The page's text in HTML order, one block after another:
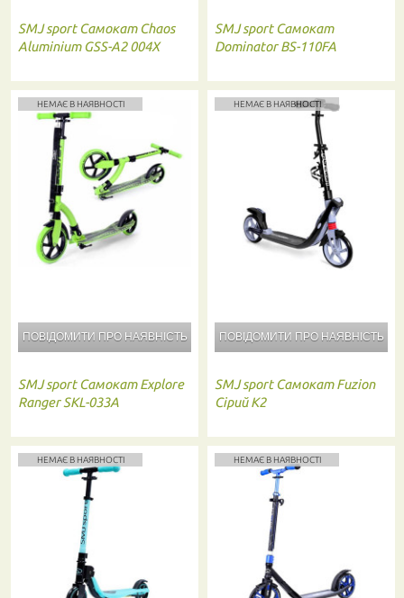
SMJ sport Самокат Chaos
Aluminium GSS-A2 004X
SMJ sport Самокат
Dominator BS-110FA
НЕМАЄ В НАЯВНОСТІ
ПОВІДОМИТИ ПРО НАЯВНІСТЬ
SMJ sport Самокат Explore
Ranger SKL-033A
НЕМАЄ В НАЯВНОСТІ
ПОВІДОМИТИ ПРО НАЯВНІСТЬ
SMJ sport Самокат Fuzion
Сірий K2
НЕМАЄ В НАЯВНОСТІ НЕМАЄ В НАЯВНОСТІ